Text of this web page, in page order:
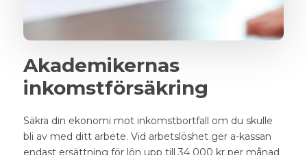
Akademikernas
inkomstförsäkring
Säkra din ekonomi mot inkomstbortfall om du skulle
bli av med ditt arbete. Vid arbetslöshet ger a-kassan
endast ersättning för lön upp till 34 000 kr per månad